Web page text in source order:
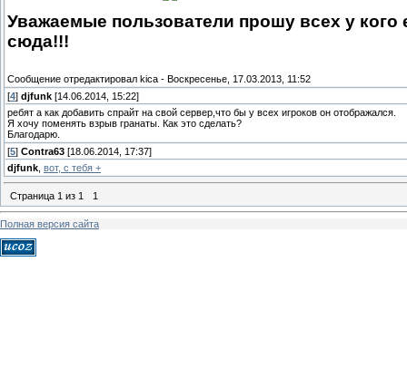
Уважаемые пользователи прошу всех у
сюда!!!
Сообщение отредактировал kica - Воскресенье, 17.03.2013, 11:52
[4] djfunk [14.06.2014, 15:22]
ребят а как добавить спрайт на свой сервер,что бы у всех игроков он отображался.
Я хочу поменять взрыв гранаты. Как это сделать?
Благодарю.
[5] Contra63 [18.06.2014, 17:37]
djfunk вот, с тебя +
Страница 1 из 1 1
Полная версия сайта